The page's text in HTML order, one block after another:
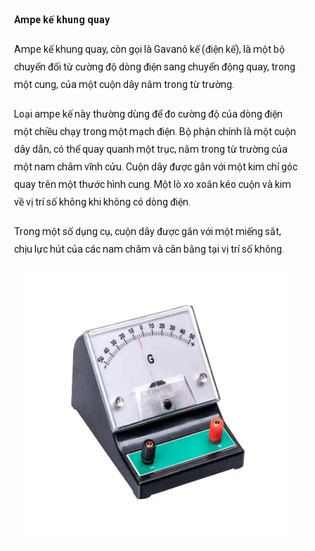
Ampe kế khung quay
Ampe kế khung quay, còn gọi là Gavanô kế (điện kế), là một bộ
chuyển đổi từ cường độ dòng điện sang chuyển động quay, trong
một cung, của một cuộn dây nằm trong từ trường.
Loại ampe kế này thường dùng để đo cường độ của dòng điện
một chiều chạy trong một mạch điện. Bộ phận chính là một cuộn
dây dẫn, có thể quay quanh một trục, nằm trong từ trường của
một nam châm vĩnh cửu. Cuộn dây được gắn với một kim chỉ góc
quay trên một thước hình cung. Một lò xo xoắn kéo cuộn và kim
về vị trí số không khi không có dòng điện.
Trong một số dụng cụ, cuộn dây được gắn với một miếng sắt,
chịu lực hút của các nam châm và cân bằng tại vị trí số không.